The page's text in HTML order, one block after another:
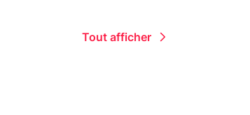
Tout afficher